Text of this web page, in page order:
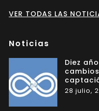
VER TODAS LAS
Noticias
Diez
28 julio,